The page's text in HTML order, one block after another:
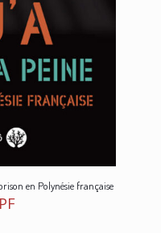
en Polynésie française